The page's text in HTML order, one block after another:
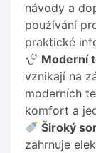
návody a
používání
praktické
Moderní
vznikají na
moderních
komfort a
Široký
zahrnuje